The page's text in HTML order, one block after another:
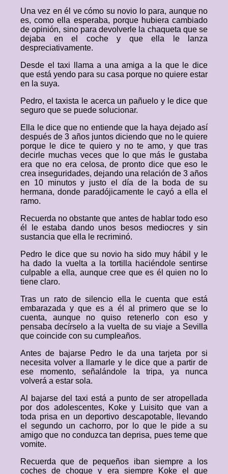
Una vez en él ve cómo su novio lo para, aunque no
es, como ella esperaba, porque hubiera cambiado
de opinión, sino para devolverle la chaqueta que se
dejaba en el coche y que ella le lanza
despreciativamente.
Desde el taxi llama a una amiga a la que le dice
que está yendo para su casa porque no quiere estar
en la suya.
Pedro, el taxista le acerca un pañuelo y le dice que
seguro que se puede solucionar.
Ella le dice que no entiende que la haya dejado así
después de 3 años juntos diciendo que no le quiere
porque le dice te quiero y no te amo, y que tras
decirle muchas veces que lo que más le gustaba
era que no era celosa, de pronto dice que eso le
crea inseguridades, dejando una relación de 3 años
en 10 minutos y justo el día de la boda de su
hermana, donde paradójicamente le cayó a ella el
ramo.
Recuerda no obstante que antes de hablar todo eso
él le estaba dando unos besos mediocres y sin
sustancia que ella le recriminó.
Pedro le dice que su novio ha sido muy hábil y le
ha dado la vuelta a la tortilla haciéndole sentirse
culpable a ella, aunque cree que es él quien no lo
tiene claro.
Tras un rato de silencio ella le cuenta que está
embarazada y que es a él al primero que se lo
cuenta, aunque no quiso retenerlo con eso y
pensaba decírselo a la vuelta de su viaje a Sevilla
que coincide con su cumpleaños.
Antes de bajarse Pedro le da una tarjeta por si
necesita volver a llamarle y le dice que a partir de
ese momento, señalándole la tripa, ya nunca
volverá a estar sola.
Al bajarse del taxi está a punto de ser atropellada
por dos adolescentes, Koke y Luisito que van a
toda prisa en un deportivo descapotable, llevando
el segundo un cachorro, por lo que le pide a su
amigo que no conduzca tan deprisa, pues teme que
vomite.
Recuerda que de pequeños iban siempre a los
coches de choque y era siempre Koke el que